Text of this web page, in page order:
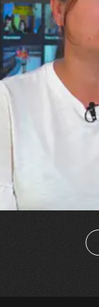
29.07.2026
Марина, Ваїд та
"Попри всі
зламалися:
свого
наших дітях"